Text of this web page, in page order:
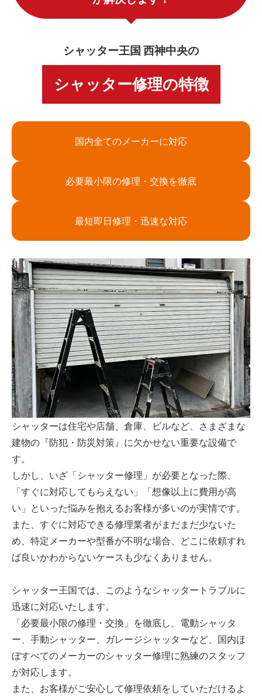
シャッター王国 西神中央の
シャッター修理の特徴
国内全てのメーカーに対応
必要最小限の修理・交換を徹底
最短即日修理・迅速な対応
シャッターは住宅や店舗、倉庫、ビルなど、さまざまな
建物の『防犯・防災対策』に欠かせない重要な設備で
す。
しかし、いざ「シャッター修理」が必要となった際、
「すぐに対応してもらえない」「想像以上に費用が高
い」といった悩みを抱えるお客様が多いのが実情です。
また、すぐに対応できる修理業者がまだまだ少ないた
め、特定メーカーや型番が不明な場合、どこに依頼すれ
ば良いかわからないケースも少なくありません。
シャッター王国では、このようなシャッタートラブルに
迅速に対応いたします。
「必要最小限の修理・交換」を徹底し、電動シャッタ
ー、手動シャッター、ガレージシャッターなど、国内ほ
ぼすべてのメーカーのシャッター修理に熟練のスタッフ
が対応します。
また、お客様がご安心して修理依頼をしていただけるよ